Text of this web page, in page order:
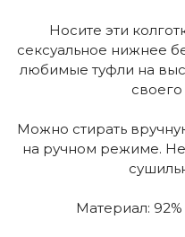
Носите эти
сексуальное нижнее
любимые туфли на
Можно стирать
на ручном режиме. Не
Материал: 92%